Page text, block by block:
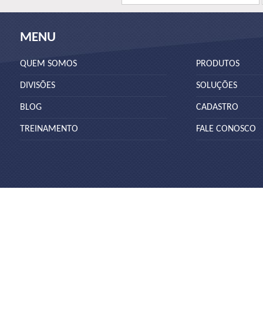
MENU
QUEM SOMOS
DIVISÕES
BLOG
TREINAMENTO
PRODUTOS
SOLUÇÕES
CADASTRO
FALE CONOSCO